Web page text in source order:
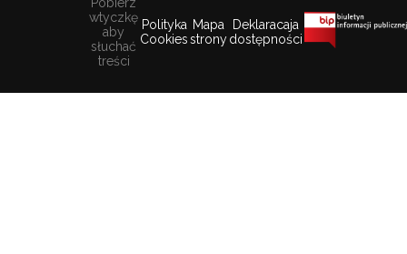
wtyczkę
aby
słuchać
treści
Polityka
Cookies
Mapa
strony
Deklaracaja
dostępności